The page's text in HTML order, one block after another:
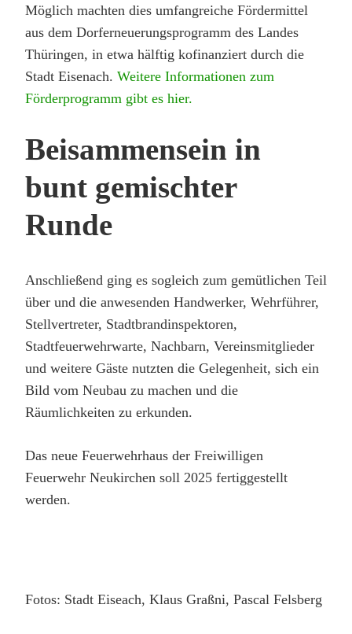
Möglich machten dies umfangreiche Fördermittel
aus dem Dorferneuerungsprogramm des Landes
Thüringen, in etwa hälftig kofinanziert durch die
Stadt Eisenach. Weitere Informationen zum
Förderprogramm gibt es hier.
Beisammensein in
bunt gemischter
Runde
Anschließend ging es sogleich zum gemütlichen Teil
über und die anwesenden Handwerker, Wehrführer,
Stellvertreter, Stadtbrandinspektoren,
Stadtfeuerwehrwarte, Nachbarn, Vereinsmitglieder
und weitere Gäste nutzten die Gelegenheit, sich ein
Bild vom Neubau zu machen und die
Räumlichkeiten zu erkunden.
Das neue Feuerwehrhaus der Freiwilligen
Feuerwehr Neukirchen soll 2025 fertiggestellt
werden.
Fotos: Stadt Eiseach, Klaus Graßni, Pascal Felsberg